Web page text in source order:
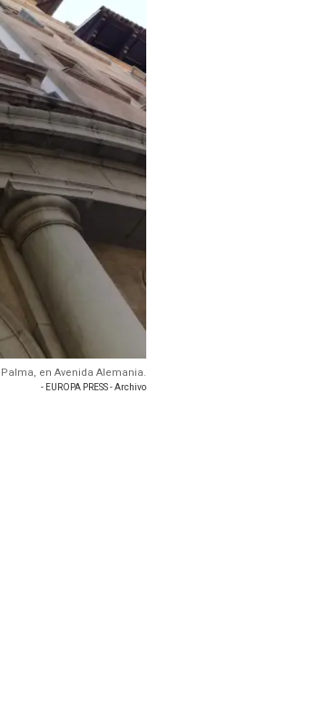
en Avenida Alemania.
- EUROPA PRESS - Archivo